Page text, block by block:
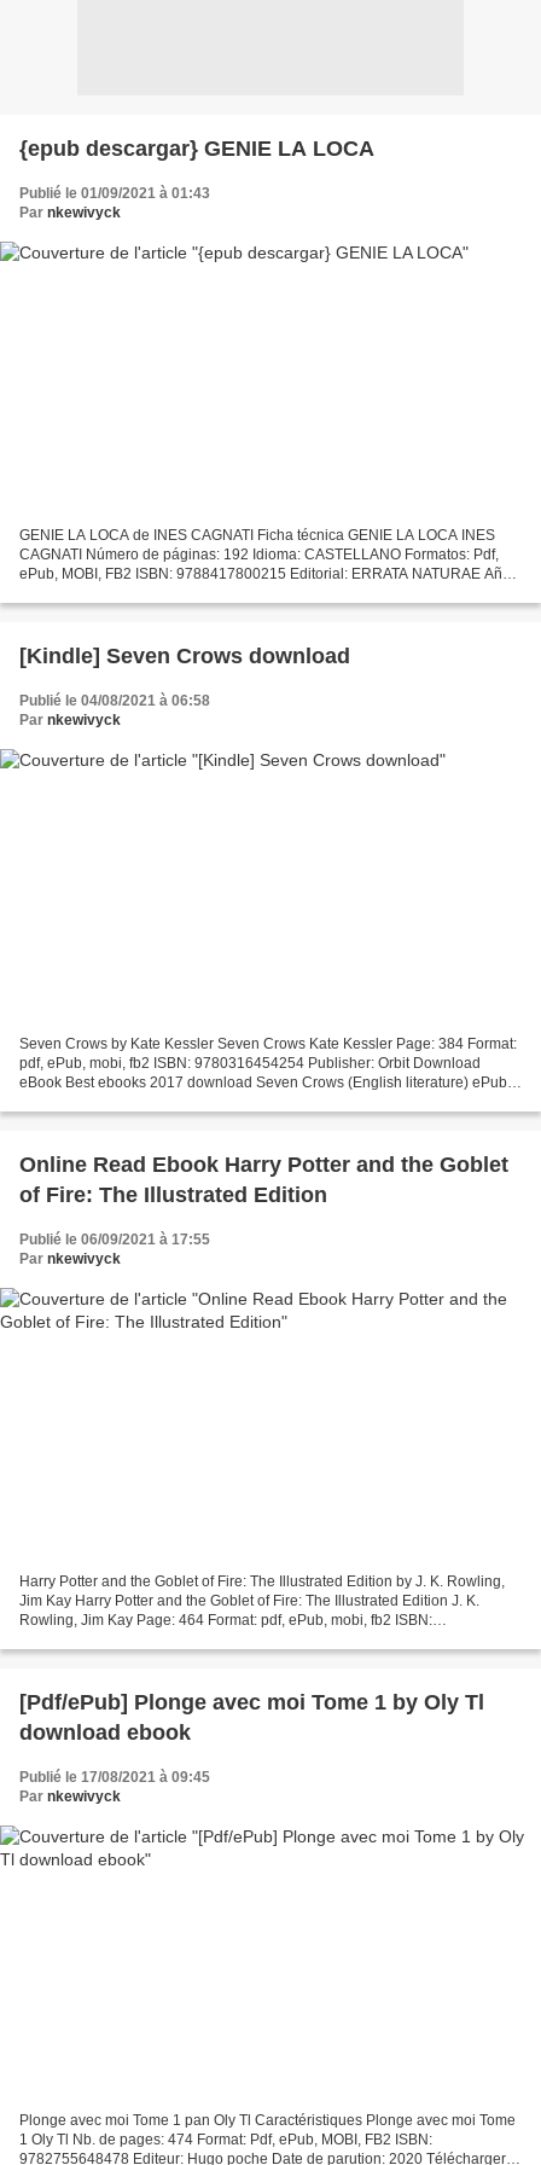
{epub descargar} GENIE LA LOCA
Publié le 01/09/2021 à 01:43
Par nkewivyck
GENIE LA LOCA de INES CAGNATI Ficha técnica GENIE LA LOCA INES
CAGNATI Número de páginas: 192 Idioma: CASTELLANO Formatos: Pdf,
ePub, MOBI, FB2 ISBN: 9788417800215 Editorial: ERRATA NATURAE Año
[Kindle] Seven Crows download
Publié le 04/08/2021 à 06:58
Par nkewivyck
Seven Crows by Kate Kessler Seven Crows Kate Kessler Page: 384 Format:
pdf, ePub, mobi, fb2 ISBN: 9780316454254 Publisher: Orbit Download
eBook Best ebooks 2017 download Seven Crows (English literature) ePub
Online Read Ebook Harry Potter and the Goblet
of Fire: The Illustrated Edition
Publié le 06/09/2021 à 17:55
Par nkewivyck
Harry Potter and the Goblet of Fire: The Illustrated Edition by J. K. Rowling,
Jim Kay Harry Potter and the Goblet of Fire: The Illustrated Edition J. K.
Rowling, Jim Kay Page: 464 Format: pdf, ePub, mobi, fb2 ISBN:
[Pdf/ePub] Plonge avec moi Tome 1 by Oly Tl
download ebook
Publié le 17/08/2021 à 09:45
Par nkewivyck
Plonge avec moi Tome 1 pan Oly Tl Caractéristiques Plonge avec moi Tome
1 Oly Tl Nb. de pages: 474 Format: Pdf, ePub, MOBI, FB2 ISBN:
9782755648478 Editeur: Hugo poche Date de parution: 2020 Télécharger